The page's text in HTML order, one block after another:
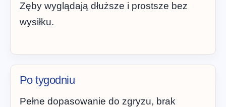
Zęby wyglądają dłuższe i prostsze bez
wysiłku.
Po tygodniu
Pełne dopasowanie do zgryzu, brak